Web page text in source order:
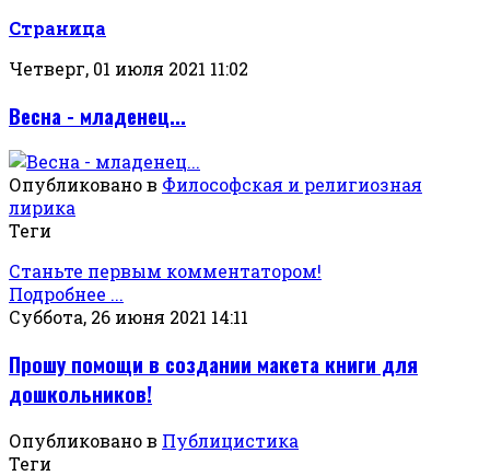
Страница
Четверг, 01 июля 2021 11:02
Весна - младенец...
Опубликовано в Философская и религиозная
лирика
Теги
Станьте первым комментатором!
Подробнее ...
Суббота, 26 июня 2021 14:11
Прошу помощи в создании макета книги для
дошкольников!
Опубликовано в Публицистика
Теги